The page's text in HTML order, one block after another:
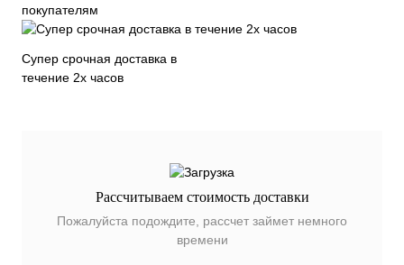
покупателям
Супер срочная доставка в
течение 2х часов
Рассчитываем стоимость доставки
Пожалуйста подождите, рассчет займет немного
времени